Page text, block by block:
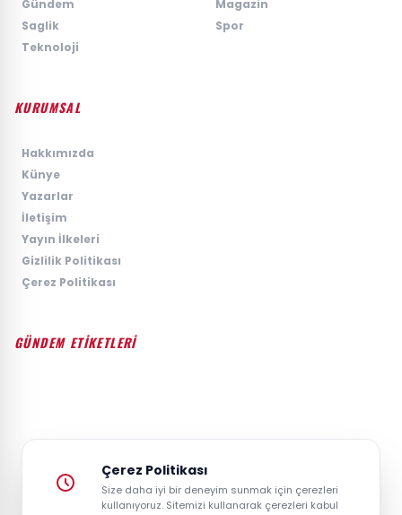
Gündem
Magazin
Saglik
Spor
Teknoloji
KURUMSAL
Hakkımızda
Künye
Yazarlar
İletişim
Yayın İlkeleri
Gizlilik Politikası
Çerez Politikası
GÜNDEM ETİKETLERİ
Çerez Politikası
Size daha iyi bir deneyim sunmak için çerezleri
kullanıyoruz. Sitemizi kullanarak çerezleri kabul